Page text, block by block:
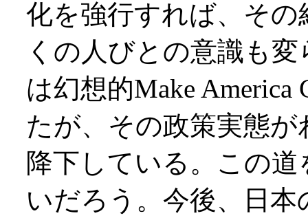
化を強行すれば、そ
くの人びとの意識も
は幻想的Make America
たが、その政策実態
降下している。この
いだろう。今後、日